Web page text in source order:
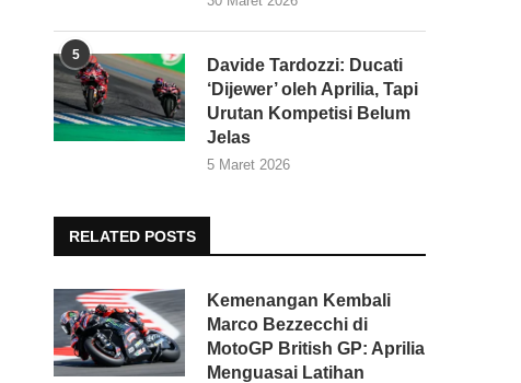
5
Davide Tardozzi: Ducati
‘Dijewer’ oleh Aprilia, Tapi
Urutan Kompetisi Belum
Jelas
5 Maret 2026
RELATED POSTS
Kemenangan Kembali
Marco Bezzecchi di
MotoGP British GP: Aprilia
Menguasai Latihan